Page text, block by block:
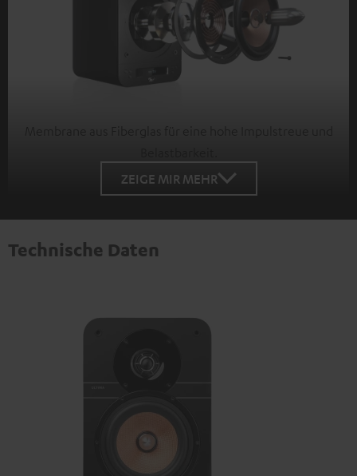
ZEIGE MIR MEHR
Technische Daten